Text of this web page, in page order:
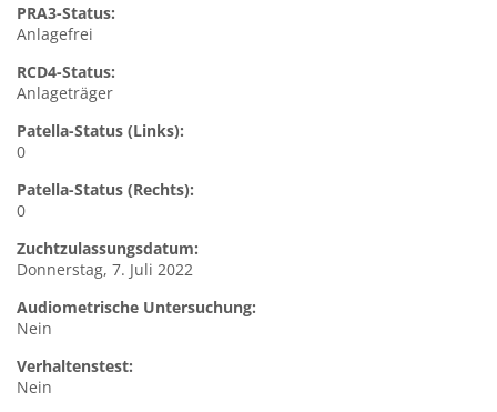
PRA3-Status:
Anlagefrei
RCD4-Status:
Anlageträger
Patella-Status (Links):
0
Patella-Status (Rechts):
0
Zuchtzulassungsdatum:
Donnerstag, 7. Juli 2022
Audiometrische Untersuchung:
Nein
Verhaltenstest:
Nein